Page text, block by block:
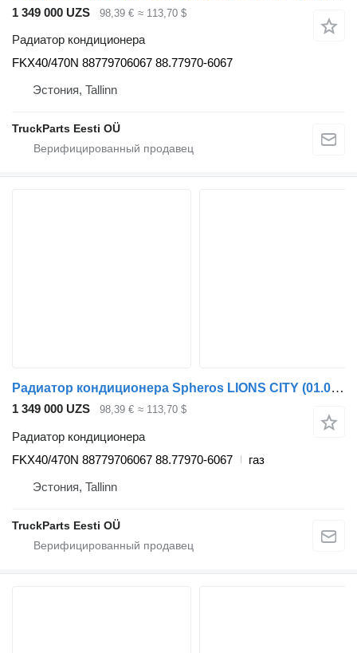
1 349 000 UZS 98,39 € ≈ 113,70 $
Радиатор кондиционера
FKX40/470N 88779706067 88.77970-6067
Эстония, Tallinn
TruckParts Eesti OÜ
Радиатор кондиционера Spheros LIONS CITY (01.04-) FKX40/470N для автобуса MAN
1 349 000 UZS 98,39 € ≈ 113,70 $
Радиатор кондиционера
FKX40/470N 88779706067 88.77970-6067
газ
Эстония, Tallinn
TruckParts Eesti OÜ